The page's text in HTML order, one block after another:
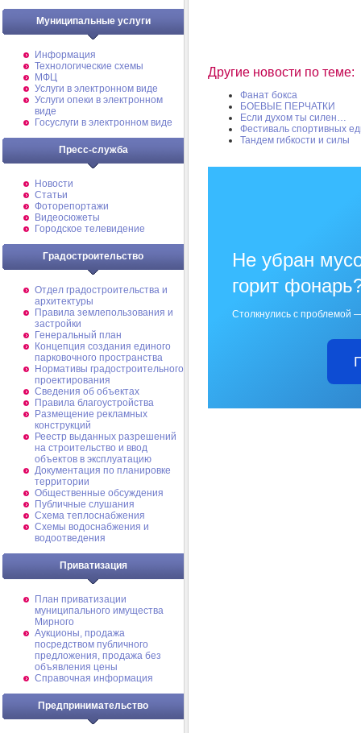
Муниципальные услуги
Информация
Технологические схемы
МФЦ
Услуги в электронном виде
Услуги опеки в электронном
виде
Госуслуги в электронном виде
Пресс-служба
Новости
Статьи
Фоторепортажи
Видеосюжеты
Городское телевидение
Градостроительство
Отдел градостроительства и
архитектуры
Правила землепользования и
застройки
Генеральный план
Концепция создания единого
парковочного пространства
Нормативы градостроительного
проектирования
Сведения об объектах
Правила благоустройства
Размещение рекламных
конструкций
Реестр выданных разрешений
на строительство и ввод
объектов в эксплуатацию
Документация по планировке
территории
Общественные обсуждения
Публичные слушания
Схема теплоснабжения
Схемы водоснабжения и
водоотведения
Приватизация
План приватизации
муниципального имущества
Мирного
Аукционы, продажа
посредством публичного
предложения, продажа без
объявления цены
Справочная информация
Предпринимательство
Другие новости по теме:
Фанат бокса
БОЕВЫЕ ПЕРЧАТКИ
Если духом ты силен…
Фестиваль спортивных
Тандем гибкости и силы
Не убран
горит
Столкнулись с проблемой